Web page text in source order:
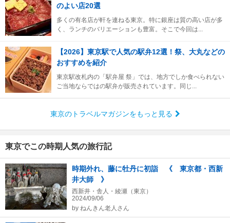
のよい店20選
多くの有名店が軒を連ねる東京。特に銀座は質の高い店が多
く、ランチのバリエーションも豊富。そこで今回は...
【2026】東京駅で人気の駅弁12選！祭、大丸などの
おすすめを紹介
東京駅改札内の「駅弁屋 祭」では、地方でしか食べられない
ご当地ならではの駅弁が販売されています。同じ...
東京のトラベルマガジンをもっと見る
東京でこの時期人気の旅行記
時期外れ、藤に牡丹に初詣 《 東京都・西新
井大師 》
西新井・舎人・綾瀬（東京）
2024/09/06
by ねんきん老人さん